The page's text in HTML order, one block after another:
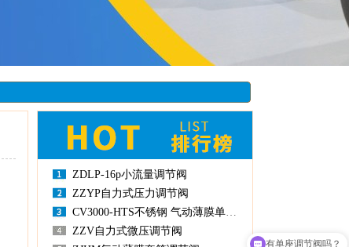
ZDLP-16p小流量调节阀
ZZYP自力式压力调节阀
CV3000-HTS不锈钢 气动薄膜单座调节阀
ZZV自力式微压调节阀
有单座调节阀吗？